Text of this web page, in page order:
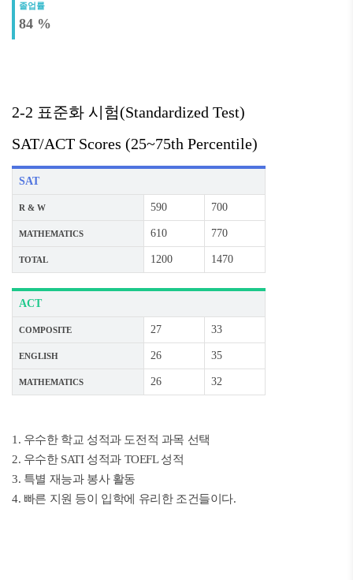
졸업률
84 %
2-2 표준화 시험(Standardized Test)
SAT/ACT Scores (25~75th Percentile)
SAT
R & W 590 700
MATHEMATICS 610 770
TOTAL 1200 1470
ACT
COMPOSITE 27 33
ENGLISH 26 35
MATHEMATICS 26 32
1. 우수한 학교 성적과 도전적 과목 선택
2. 우수한 SATI 성적과 TOEFL 성적
3. 특별 재능과 봉사 활동
4. 빠른 지원 등이 입학에 유리한 조건들이다.